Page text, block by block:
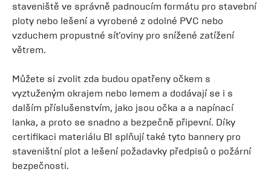
staveniště ve správně padnoucím formátu pro stavební
ploty nebo lešení a vyrobené z odolné PVC nebo
vzduchem propustné síťoviny pro snížené zatížení
větrem.
Můžete si zvolit zda budou opatřeny očkem s
vyztuženým okrajem nebo lemem a dodávají se i s
dalším příslušenstvím, jako jsou očka a a napínací
lanka, a proto se snadno a bezpečně připevní. Díky
certifikaci materiálu B1 splňují také tyto bannery pro
staveništní plot a lešení požadavky předpisů o požární
bezpečnosti.